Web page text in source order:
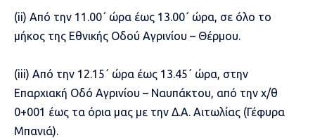
(ii) Από την 11.00΄ ώρα έως 13.00΄ ώρα, σε όλο το
μήκος της Εθνικής Οδού Αγρινίου – Θέρμου.
(iii) Από την 12.15΄ ώρα έως 13.45΄ ώρα, στην
Επαρχιακή Οδό Αγρινίου – Ναυπάκτου, από την χ/θ
0+001 έως τα όρια μας με την Δ.Α. Αιτωλίας (Γέφυρα
Μπανιά).